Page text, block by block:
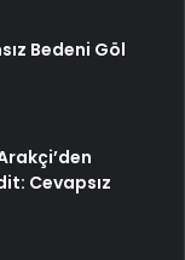
Bedeni Göl
Cevapsız